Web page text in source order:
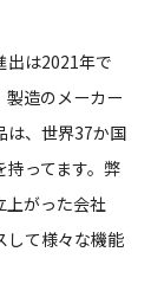
出は2021年で
製造のメーカー
は、世界37か国
ってます。弊
上がった会社
して様々な機能